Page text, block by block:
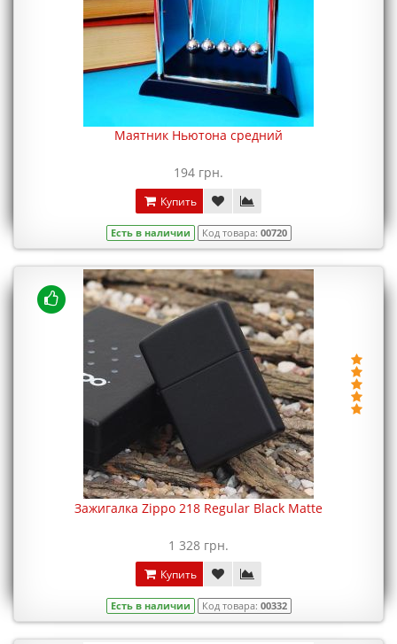
Маятник Ньютона средний
194 грн.
Купить
Есть в наличии Код товара: 00720
Зажигалка Zippo 218 Regular Black Matte
1 328 грн.
Купить
Есть в наличии Код товара: 00332